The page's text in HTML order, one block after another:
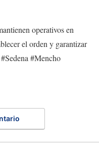
operativos en
el orden y garantizar
#Mencho